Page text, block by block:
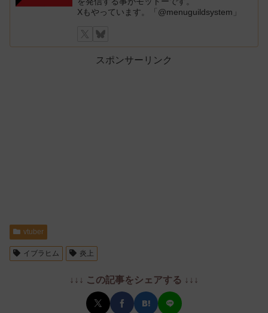
Xもやっています。「@menuguildsystem」
スポンサーリンク
vtuber
イブラヒム 炎上
↓↓↓ この記事をシェアする ↓↓↓